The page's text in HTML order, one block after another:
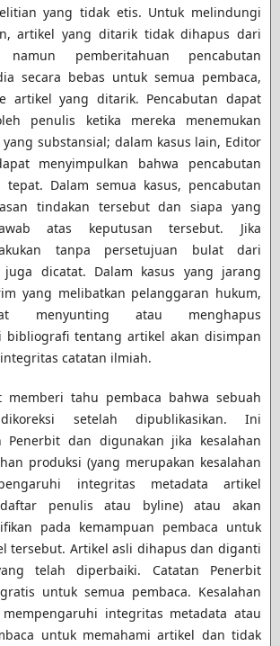
yang tidak etis. Untuk melindungi
artikel yang ditarik tidak dihapus dari
pemberitahuan pencabutan
secara bebas untuk semua pembaca,
artikel yang ditarik. Pencabutan dapat
penulis ketika mereka menemukan
substansial; dalam kasus lain, Editor
menyimpulkan bahwa pencabutan
Dalam semua kasus, pencabutan
tindakan tersebut dan siapa yang
atas keputusan tersebut. Jika
tanpa persetujuan bulat dari
dicatat. Dalam kasus yang jarang
yang melibatkan pelanggaran hukum,
menyunting atau menghapus
bibliografi tentang artikel akan disimpan
catatan ilmiah.
memberi tahu pembaca bahwa sebuah
setelah dipublikasikan. Ini
Penerbit dan digunakan jika kesalahan
produksi (yang merupakan kesalahan
integritas metadata artikel
penulis atau byline) atau akan
pada kemampuan pembaca untuk
tersebut. Artikel asli dihapus dan diganti
telah diperbaiki. Catatan Penerbit
untuk semua pembaca. Kesalahan
integritas metadata atau
untuk memahami artikel dan tidak